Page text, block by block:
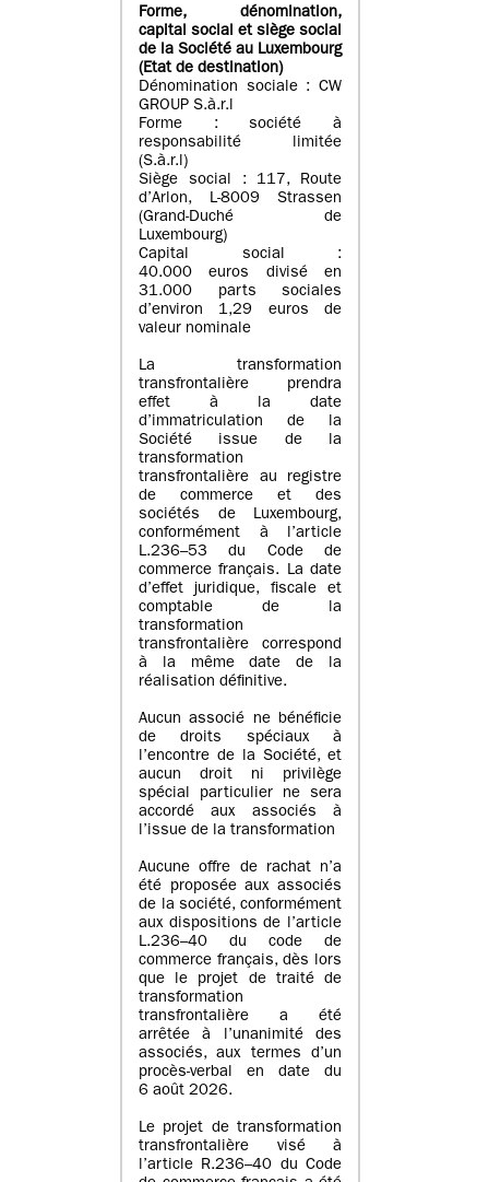
Forme, dénomination,
capital social et siège social
de la Société au Luxembourg
(Etat de destination)
Dénomination sociale : CW
GROUP S.à.r.l
Forme : société à
responsabilité limitée
(S.à.r.l)
Siège social : 117, Route
d’Arlon, L-8009 Strassen
(Grand-Duché de
Luxembourg)
Capital social :
40.000 euros divisé en
31.000 parts sociales
d’environ 1,29 euros de
valeur nominale
La transformation
transfrontalière prendra
effet à la date
d’immatriculation de la
Société issue de la
transformation
transfrontalière au registre
de commerce et des
sociétés de Luxembourg,
conformément à l’article
L.236–53 du Code de
commerce français. La date
d’effet juridique, fiscale et
comptable de la
transformation
transfrontalière correspond
à la même date de la
réalisation définitive.
Aucun associé ne bénéficie
de droits spéciaux à
l’encontre de la Société, et
aucun droit ni privilège
spécial particulier ne sera
accordé aux associés à
l’issue de la transformation
Aucune offre de rachat n’a
été proposée aux associés
de la société, conformément
aux dispositions de l’article
L.236–40 du code de
commerce français, dès lors
que le projet de traité de
transformation
transfrontalière a été
arrêtée à l’unanimité des
associés, aux termes d’un
procès-verbal en date du
6 août 2026.
Le projet de transformation
transfrontalière visé à
l’article R.236–40 du Code